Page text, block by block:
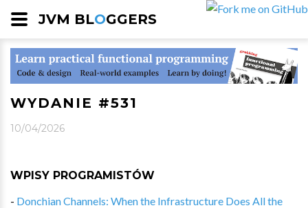
JVM BLOGGERS
WYDANIE #531
10/04/2026
WPISY PROGRAMISTÓW
- Donchian Channels: When the Infrastructure Does All the